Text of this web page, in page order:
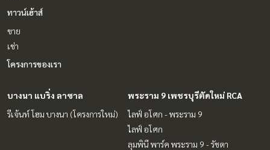
ทาวน์เฮ้าส์
ขาย
เช่า
โครงการของเรา
บางนา แบริ่ง ลาซาล
รีเจ้นท์ โฮม บางนา (โครงการใหม่)
พระราม 9 เพชรบุรีตัดใหม่ RCA
ไลฟ์ อโศก - พระราม 9
ไลฟ์ อโศก
ลุมพินี พาร์ค พระราม 9 - รัชดา